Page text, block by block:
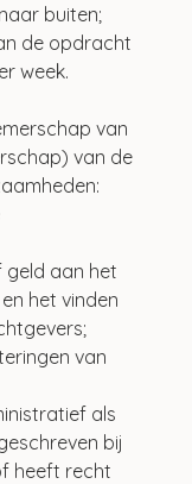
buiten;
de opdracht
week.
van
van de
aan het
het vinden
van
als
bij
heeft recht